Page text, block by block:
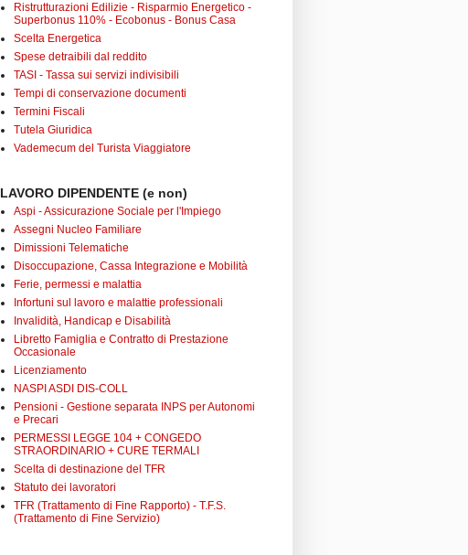
Ristrutturazioni Edilizie - Risparmio Energetico -
Superbonus 110% - Ecobonus - Bonus Casa
Scelta Energetica
Spese detraibili dal reddito
TASI - Tassa sui servizi indivisibili
Tempi di conservazione documenti
Termini Fiscali
Tutela Giuridica
Vademecum del Turista Viaggiatore
LAVORO DIPENDENTE (e non)
Aspi - Assicurazione Sociale per l'Impiego
Assegni Nucleo Familiare
Dimissioni Telematiche
Disoccupazione, Cassa Integrazione e Mobilità
Ferie, permessi e malattia
Infortuni sul lavoro e malattie professionali
Invalidità, Handicap e Disabilità
Libretto Famiglia e Contratto di Prestazione
Occasionale
Licenziamento
NASPI ASDI DIS-COLL
Pensioni - Gestione separata INPS per Autonomi
e Precari
PERMESSI LEGGE 104 + CONGEDO
STRAORDINARIO + CURE TERMALI
Scelta di destinazione del TFR
Statuto dei lavoratori
TFR (Trattamento di Fine Rapporto) - T.F.S.
(Trattamento di Fine Servizio)